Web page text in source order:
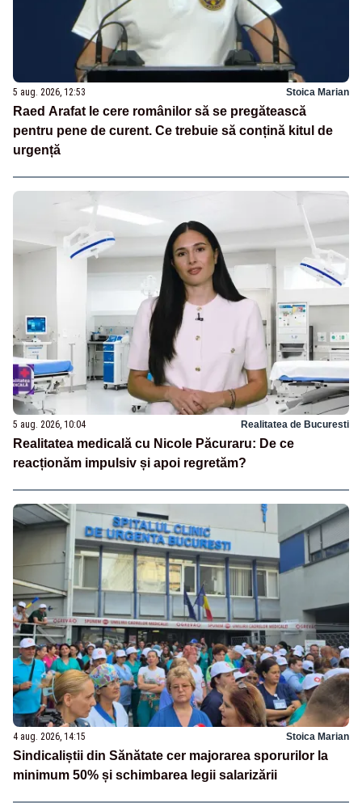
5 aug. 2026, 12:53 Stoica Marian
Raed Arafat le cere românilor să se pregătească
pentru pene de curent. Ce trebuie să conțină kitul de
urgență
5 aug. 2026, 10:04 Realitatea de Bucuresti
Realitatea medicală cu Nicole Păcuraru: De ce
reacționăm impulsiv și apoi regretăm?
4 aug. 2026, 14:15 Stoica Marian
Sindicaliștii din Sănătate cer majorarea sporurilor la
minimum 50% și schimbarea legii salarizării